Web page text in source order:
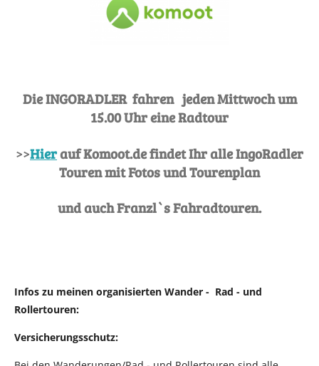
Die INGORADLER fahren jeden Mittwoch um
15.00 Uhr eine Radtour
>>Hierauf Komoot.de findet Ihr alle IngoRadler
Touren mit Fotos und Tourenplan
und auch Franzl`s Fahradtouren.
Infos zu meinen organisierten Wander - Rad - und
Rollertouren:
Versicherungsschutz: